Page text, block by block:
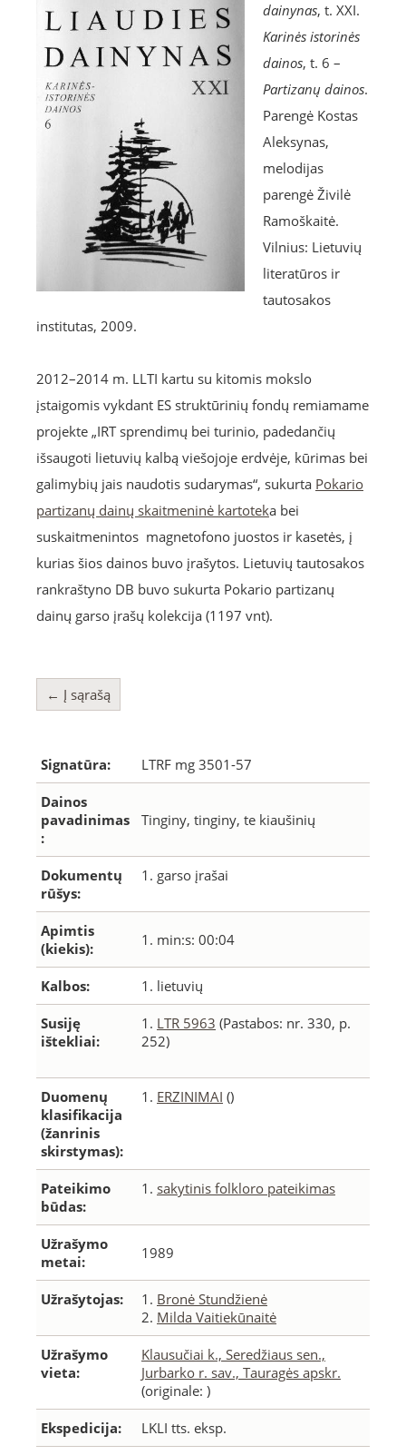
dainynas, t. XXI.
Karinės istorinės
dainos, t. 6 –
Partizanų dainos.
Parengė Kostas
Aleksynas,
melodijas
parengė Živilė
Ramoškaitė.
Vilnius: Lietuvių
literatūros ir
tautosakos
institutas, 2009.
2012–2014 m. LLTI kartu su kitomis mokslo
įstaigomis vykdant ES struktūrinių fondų remiamame
projekte „IRT sprendimų bei turinio, padedančių
išsaugoti lietuvių kalbą viešojoje erdvėje, kūrimas bei
galimybių jais naudotis sudarymas“, sukurta Pokario
partizanų dainų skaitmeninė kartoteka bei
suskaitmenintos magnetofono juostos ir kasetės, į
kurias šios dainos buvo įrašytos. Lietuvių tautosakos
rankraštyno DB buvo sukurta Pokario partizanų
dainų garso įrašų kolekcija (1197 vnt).
← Į sąrašą
Signatūra: LTRF mg 3501-57
Dainos
pavadinimas
:
Tinginy, tinginy, te kiaušinių
Dokumentų
rūšys:
1. garso įrašai
Apimtis
(kiekis):
1. min:s: 00:04
Kalbos: 1. lietuvių
Susiję
ištekliai:
1. LTR 5963 (Pastabos: nr. 330, p.
252)
Duomenų
klasifikacija
(žanrinis
skirstymas):
1. ERZINIMAI ()
Pateikimo
būdas:
1. sakytinis folkloro pateikimas
Užrašymo
metai:
1989
Užrašytojas: 1. Bronė Stundžienė
2. Milda Vaitiekūnaitė
Užrašymo
vieta:
Klausučiai k., Seredžiaus sen.,
Jurbarko r. sav., Tauragės apskr.
(originale: )
Ekspedicija: LKLI tts. eksp.